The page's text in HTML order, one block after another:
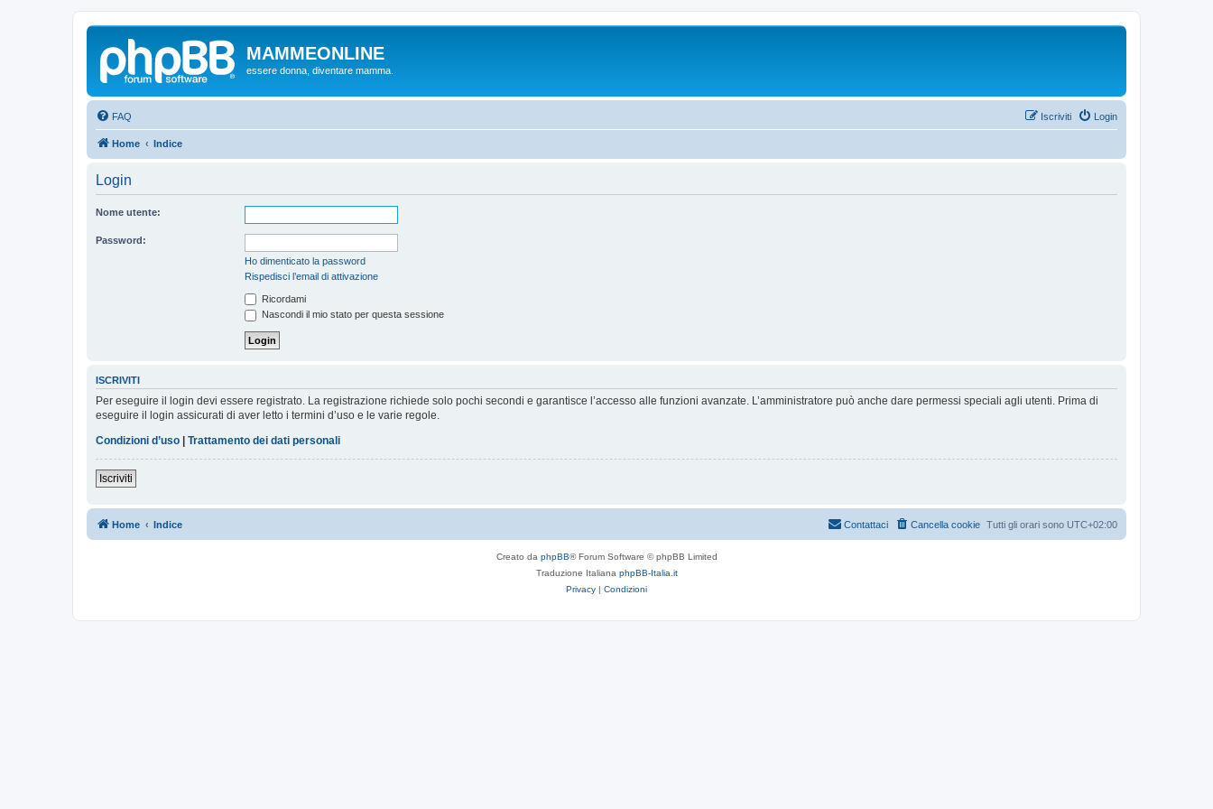
MAMMEONLINE
essere donna, diventare mamma.
FAQ Login
Iscriviti
Home Indice
Login
Nome utente:
Password:
Ho dimenticato la password
Rispedisci l’email di attivazione
Ricordami
Nascondi il mio stato per questa sessione
ISCRIVITI
Per eseguire il login devi essere registrato. La registrazione richiede solo pochi secondi e garantisce l’accesso alle funzioni avanzate. L’amministratore può anche dare permessi speciali agli utenti. Prima di
eseguire il login assicurati di aver letto i termini d’uso e le varie regole.
Condizioni d’uso
Trattamento dei dati personali
Iscriviti
Home Indice Tutti gli orari sono UTC+02:00
Cancella cookie
Contattaci
Creato da phpBB® Forum Software © phpBB Limited
Traduzione Italiana phpBB-Italia.it
Privacy | Condizioni